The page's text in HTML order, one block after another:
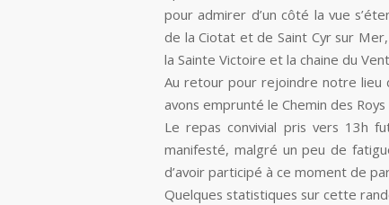
pour admirer d’un côté la vue
de la Ciotat et de Saint Cyr sur
la Sainte Victoire et la chaine du
Au retour pour rejoindre notre lieu
avons emprunté le Chemin des
Le repas convivial pris vers 13h
manifesté, malgré un peu de
d’avoir participé à ce moment de
Quelques statistiques sur cette